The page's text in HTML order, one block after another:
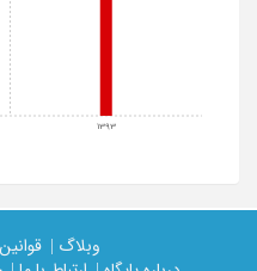
1393
وبلاگ |